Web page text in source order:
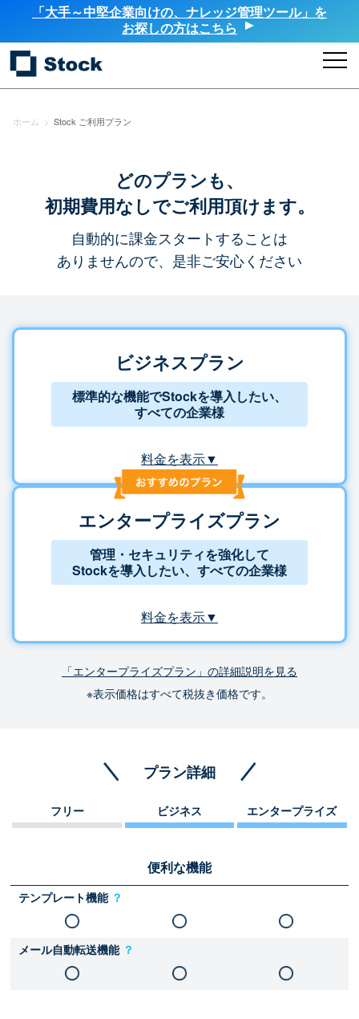
「大手～中堅企業向けの、ナレッジ管理ツール」を
お探しの方はこちら
ホーム > Stock ご利用プラン
どのプランも、
初期費用なしでご利用頂けます。
自動的に課金スタートすることは
ありませんので、是非ご安心ください
ビジネスプラン
標準的な機能でStockを導入したい、
すべての企業様
料金を表示▼
エンタープライズプラン
管理・セキュリティを強化して
Stockを導入したい、すべての企業様
料金を表示▼
「エンタープライズプラン」の詳細説明を見る
※表示価格はすべて税抜き価格です。
プラン詳細
フリー ビジネス エンタープライズ
便利な機能
テンプレート機能 ？
メール自動転送機能 ？